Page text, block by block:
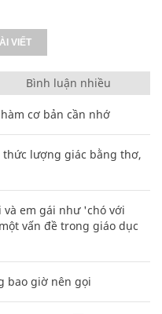
VIẾT
Bình luận nhiều
cơ bản cần nhớ
thức lượng giác bằng thơ,
em gái như 'chó với
vấn đề trong giáo dục
bao giờ nên gọi